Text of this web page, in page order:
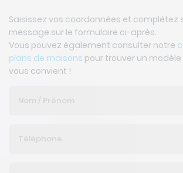
Saisissez vos coordonnées et complétez
message sur le formulaire ci-après.
Vous pouvez également consulter notre
plans de maisons pour trouver un
vous convient !